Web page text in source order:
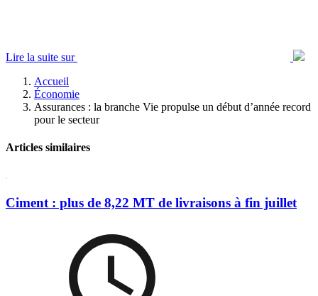
Lire la suite sur
Accueil
Économie
Assurances : la branche Vie propulse un début d’année record
pour le secteur
Articles similaires
Ciment : plus de 8,22 MT de livraisons à fin juillet